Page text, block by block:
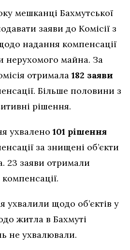
мешканці Бахмутської
заяви до Комісії з
надання компенсації
нерухомого майна. За
отримала 182 заяви
Більше половини з
рішення.
ухвалено 101 рішення
за знищені об’єкти
23 заяви отримали
ухвалили щодо об’єктів у
житла в Бахмуті
не ухвалювали.